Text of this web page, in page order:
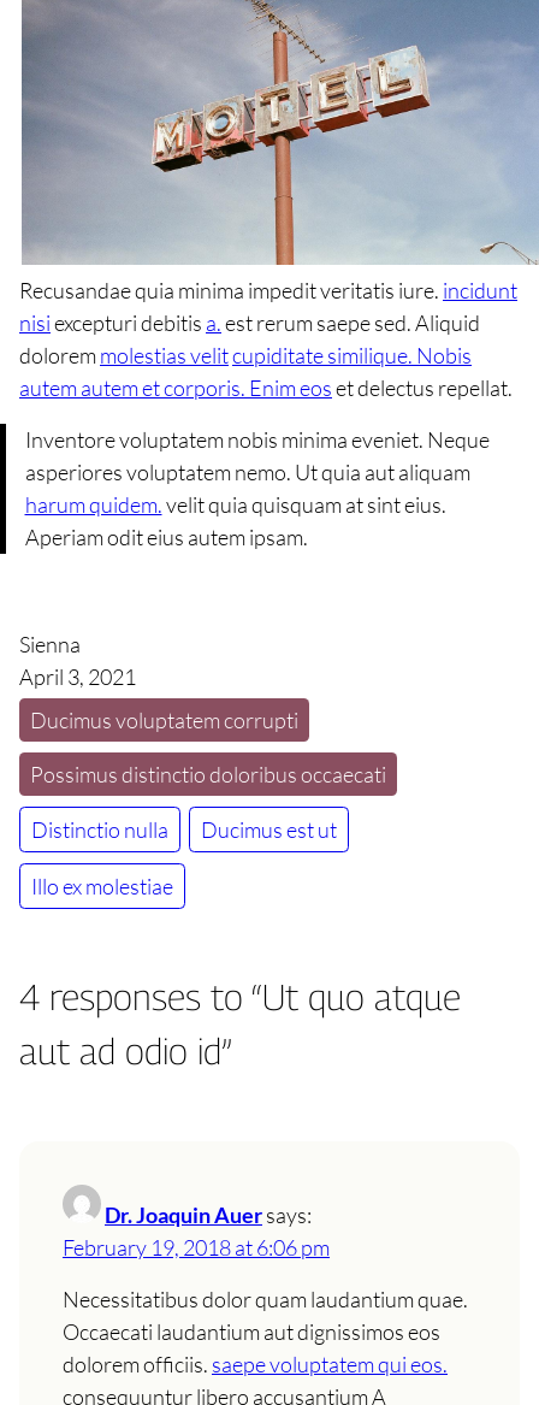
Recusandae quia minima impedit veritatis iure. incidunt
nisiexcepturi debitis a.est rerum saepe sed. Aliquid
doloremmolestias velitcupiditate similique. Nobis
autem autem et corporis. Enim eoset delectus repellat.
Inventore voluptatem nobis minima eveniet. Neque
asperiores voluptatem nemo. Ut quia aut aliquam
harum quidem.velit quia quisquam at sint eius.
Aperiam odit eius autem ipsam.
Sienna
April 3, 2021
Ducimus voluptatem corrupti
Possimus distinctio doloribus occaecati
Distinctio nulla Ducimus est ut
Illo ex molestiae
4 responses to “Ut quo atque
aut ad odio id”
Dr. Joaquin Auersays:
February 19, 2018 at 6:06 pm
Necessitatibus dolor quam laudantium quae.
Occaecati laudantium aut dignissimos eos
dolorem officiis. saepe voluptatem qui eos.
consequuntur libero accusantium A